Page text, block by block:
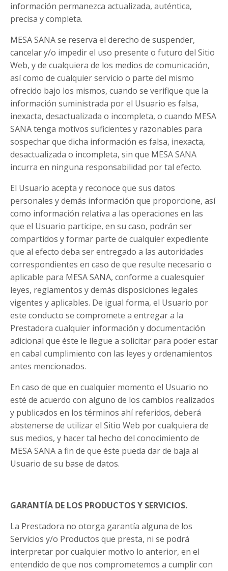
información permanezca actualizada, auténtica,
precisa y completa.
MESA SANA se reserva el derecho de suspender,
cancelar y/o impedir el uso presente o futuro del Sitio
Web, y de cualquiera de los medios de comunicación,
así como de cualquier servicio o parte del mismo
ofrecido bajo los mismos, cuando se verifique que la
información suministrada por el Usuario es falsa,
inexacta, desactualizada o incompleta, o cuando MESA
SANA tenga motivos suficientes y razonables para
sospechar que dicha información es falsa, inexacta,
desactualizada o incompleta, sin que MESA SANA
incurra en ninguna responsabilidad por tal efecto.
El Usuario acepta y reconoce que sus datos
personales y demás información que proporcione, así
como información relativa a las operaciones en las
que el Usuario participe, en su caso, podrán ser
compartidos y formar parte de cualquier expediente
que al efecto deba ser entregado a las autoridades
correspondientes en caso de que resulte necesario o
aplicable para MESA SANA, conforme a cualesquier
leyes, reglamentos y demás disposiciones legales
vigentes y aplicables. De igual forma, el Usuario por
este conducto se compromete a entregar a la
Prestadora cualquier información y documentación
adicional que éste le llegue a solicitar para poder estar
en cabal cumplimiento con las leyes y ordenamientos
antes mencionados.
En caso de que en cualquier momento el Usuario no
esté de acuerdo con alguno de los cambios realizados
y publicados en los términos ahí referidos, deberá
abstenerse de utilizar el Sitio Web por cualquiera de
sus medios, y hacer tal hecho del conocimiento de
MESA SANA a fin de que éste pueda dar de baja al
Usuario de su base de datos.
GARANTÍA DE LOS PRODUCTOS Y SERVICIOS.
La Prestadora no otorga garantía alguna de los
Servicios y/o Productos que presta, ni se podrá
interpretar por cualquier motivo lo anterior, en el
entendido de que nos comprometemos a cumplir con